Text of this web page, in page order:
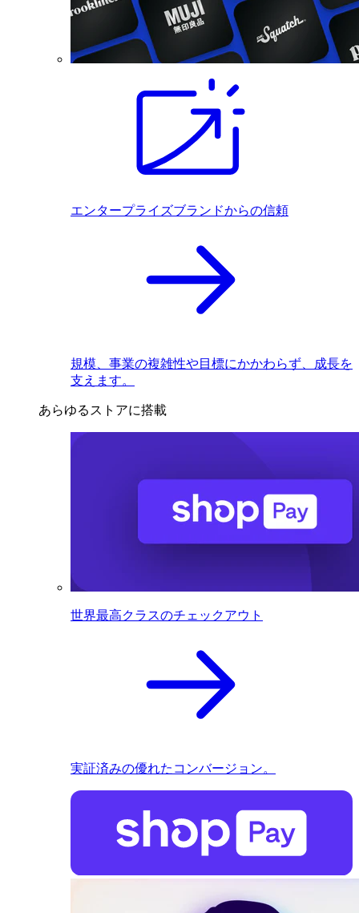
エンタープライズブランドからの信頼
規模、事業の複雑性や目標にかかわらず、成長を
支えます。
あらゆるストアに搭載
世界最高クラスのチェックアウト
実証済みの優れたコンバージョン。